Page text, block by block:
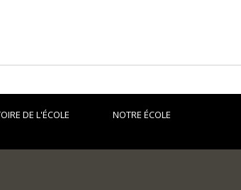
individuelle.
DE L'ÉCOLE NOTRE ÉCOLE